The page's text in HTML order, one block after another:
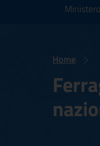
Ministero
Home